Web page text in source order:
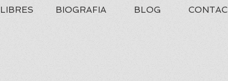
BIOGRAFIA BLOG